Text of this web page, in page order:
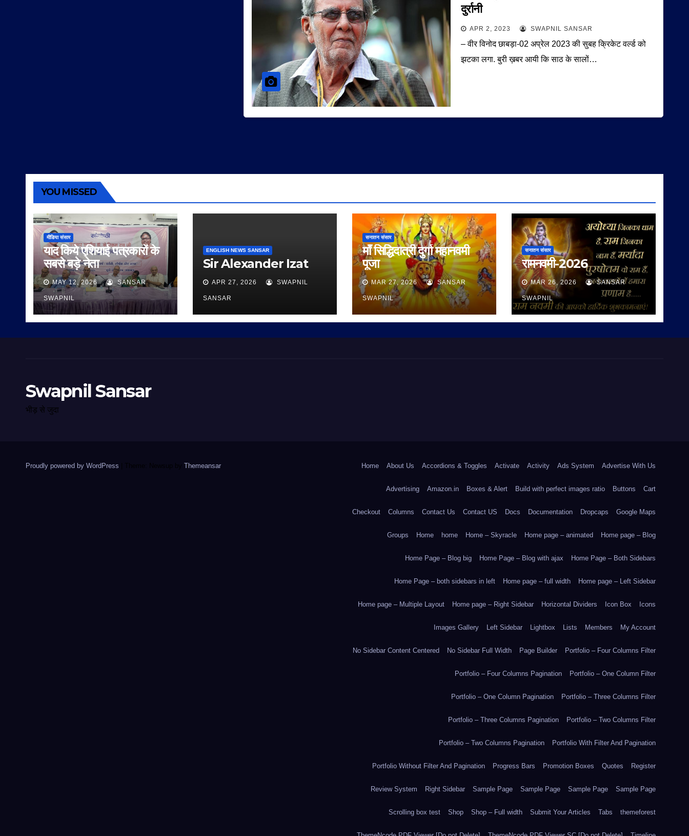
दुर्रानी
APR 2, 2023 SWAPNIL SANSAR
– वीर विनोद छाबड़ा-02 अप्रेल 2023 की सुबह क्रिकेट वर्ल्ड को
झटका लगा. बुरी ख़बर आयी कि साठ के सालों…
YOU MISSED
मीडिया संसार
याद किये एशियाई पत्रकारों के
सबसे बड़े नेता
MAY 12, 2026 SANSAR
SWAPNIL
ENGLISH NEWS SANSAR
Sir Alexander Izat
APR 27, 2026 SWAPNIL
SANSAR
सनातन संसार
माँ सिद्धिदात्री दुर्गा महानवमी
पूजा
MAR 27, 2026 SANSAR
SWAPNIL
सनातन संसार
रामनवमी-2026
MAR 26, 2026 SANSAR
SWAPNIL
Swapnil Sansar
भीड़ से जुदा
Proudly powered by WordPress Theme: Newsup by Themeansar. Home About Us Accordions & Toggles Activate Activity Ads System Advertise With Us
Advertising Amazon.in Boxes & Alert Build with perfect images ratio Buttons Cart
Checkout Columns Contact Us Contact US Docs Documentation Dropcaps Google Maps
Groups Home home Home – Skyracle Home page – animated Home page – Blog
Home Page – Blog big Home Page – Blog with ajax Home Page – Both Sidebars
Home Page – both sidebars in left Home page – full width Home page – Left Sidebar
Home page – Multiple Layout Home page – Right Sidebar Horizontal Dividers Icon Box Icons
Images Gallery Left Sidebar Lightbox Lists Members My Account
No Sidebar Content Centered No Sidebar Full Width Page Builder Portfolio – Four Columns Filter
Portfolio – Four Columns Pagination Portfolio – One Column Filter
Portfolio – One Column Pagination Portfolio – Three Columns Filter
Portfolio – Three Columns Pagination Portfolio – Two Columns Filter
Portfolio – Two Columns Pagination Portfolio With Filter And Pagination
Portfolio Without Filter And Pagination Progress Bars Promotion Boxes Quotes Register
Review System Right Sidebar Sample Page Sample Page Sample Page Sample Page
Scrolling box test Shop Shop – Full width Submit Your Articles Tabs themeforest